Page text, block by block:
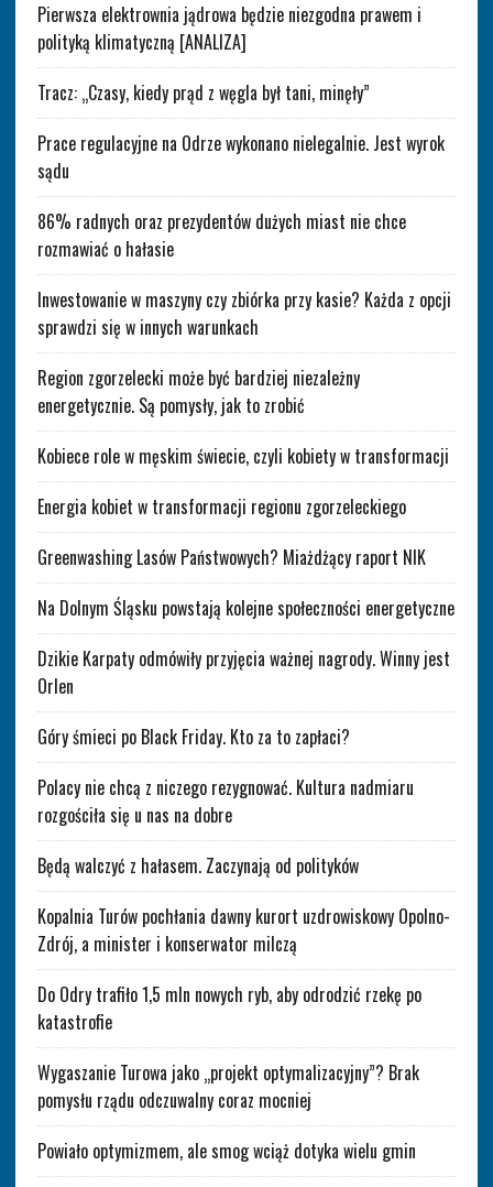
Pierwsza elektrownia jądrowa będzie niezgodna prawem i
polityką klimatyczną [ANALIZA]
Tracz: „Czasy, kiedy prąd z węgla był tani, minęły”
Prace regulacyjne na Odrze wykonano nielegalnie. Jest wyrok
sądu
86% radnych oraz prezydentów dużych miast nie chce
rozmawiać o hałasie
Inwestowanie w maszyny czy zbiórka przy kasie? Każda z opcji
sprawdzi się w innych warunkach
Region zgorzelecki może być bardziej niezależny
energetycznie. Są pomysły, jak to zrobić
Kobiece role w męskim świecie, czyli kobiety w transformacji
Energia kobiet w transformacji regionu zgorzeleckiego
Greenwashing Lasów Państwowych? Miażdżący raport NIK
Na Dolnym Śląsku powstają kolejne społeczności energetyczne
Dzikie Karpaty odmówiły przyjęcia ważnej nagrody. Winny jest
Orlen
Góry śmieci po Black Friday. Kto za to zapłaci?
Polacy nie chcą z niczego rezygnować. Kultura nadmiaru
rozgościła się u nas na dobre
Będą walczyć z hałasem. Zaczynają od polityków
Kopalnia Turów pochłania dawny kurort uzdrowiskowy Opolno-
Zdrój, a minister i konserwator milczą
Do Odry trafiło 1,5 mln nowych ryb, aby odrodzić rzekę po
katastrofie
Wygaszanie Turowa jako „projekt optymalizacyjny”? Brak
pomysłu rządu odczuwalny coraz mocniej
Powiało optymizmem, ale smog wciąż dotyka wielu gmin